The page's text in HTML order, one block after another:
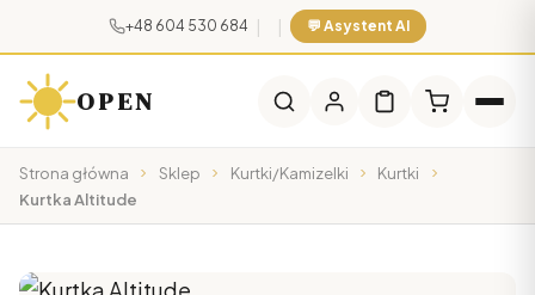
+48 604 530 684 | | 💬 Asystent AI
OPEN
Strona główna Sklep Kurtki/Kamizelki
Kurtki
Kurtka Altitude